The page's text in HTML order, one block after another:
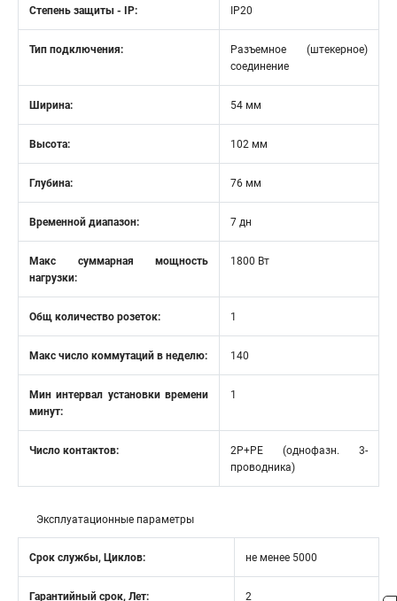
Степень защиты - IP: IP20
Тип подключения:
Разъемное (штекерное)
соединение
Ширина: 54 мм
Высота: 102 мм
Глубина: 76 мм
Временной диапазон: 7 дн
Макс суммарная мощность
нагрузки:
1800 Вт
Общ количество розеток: 1
Макс число коммутаций в неделю: 140
Мин интервал установки времени
минут:
1
Число контактов:
2P+PE (однофазн. 3-
проводника)
Эксплуатационные параметры
Срок службы, Циклов: не менее 5000
Гарантийный срок, Лет: 2